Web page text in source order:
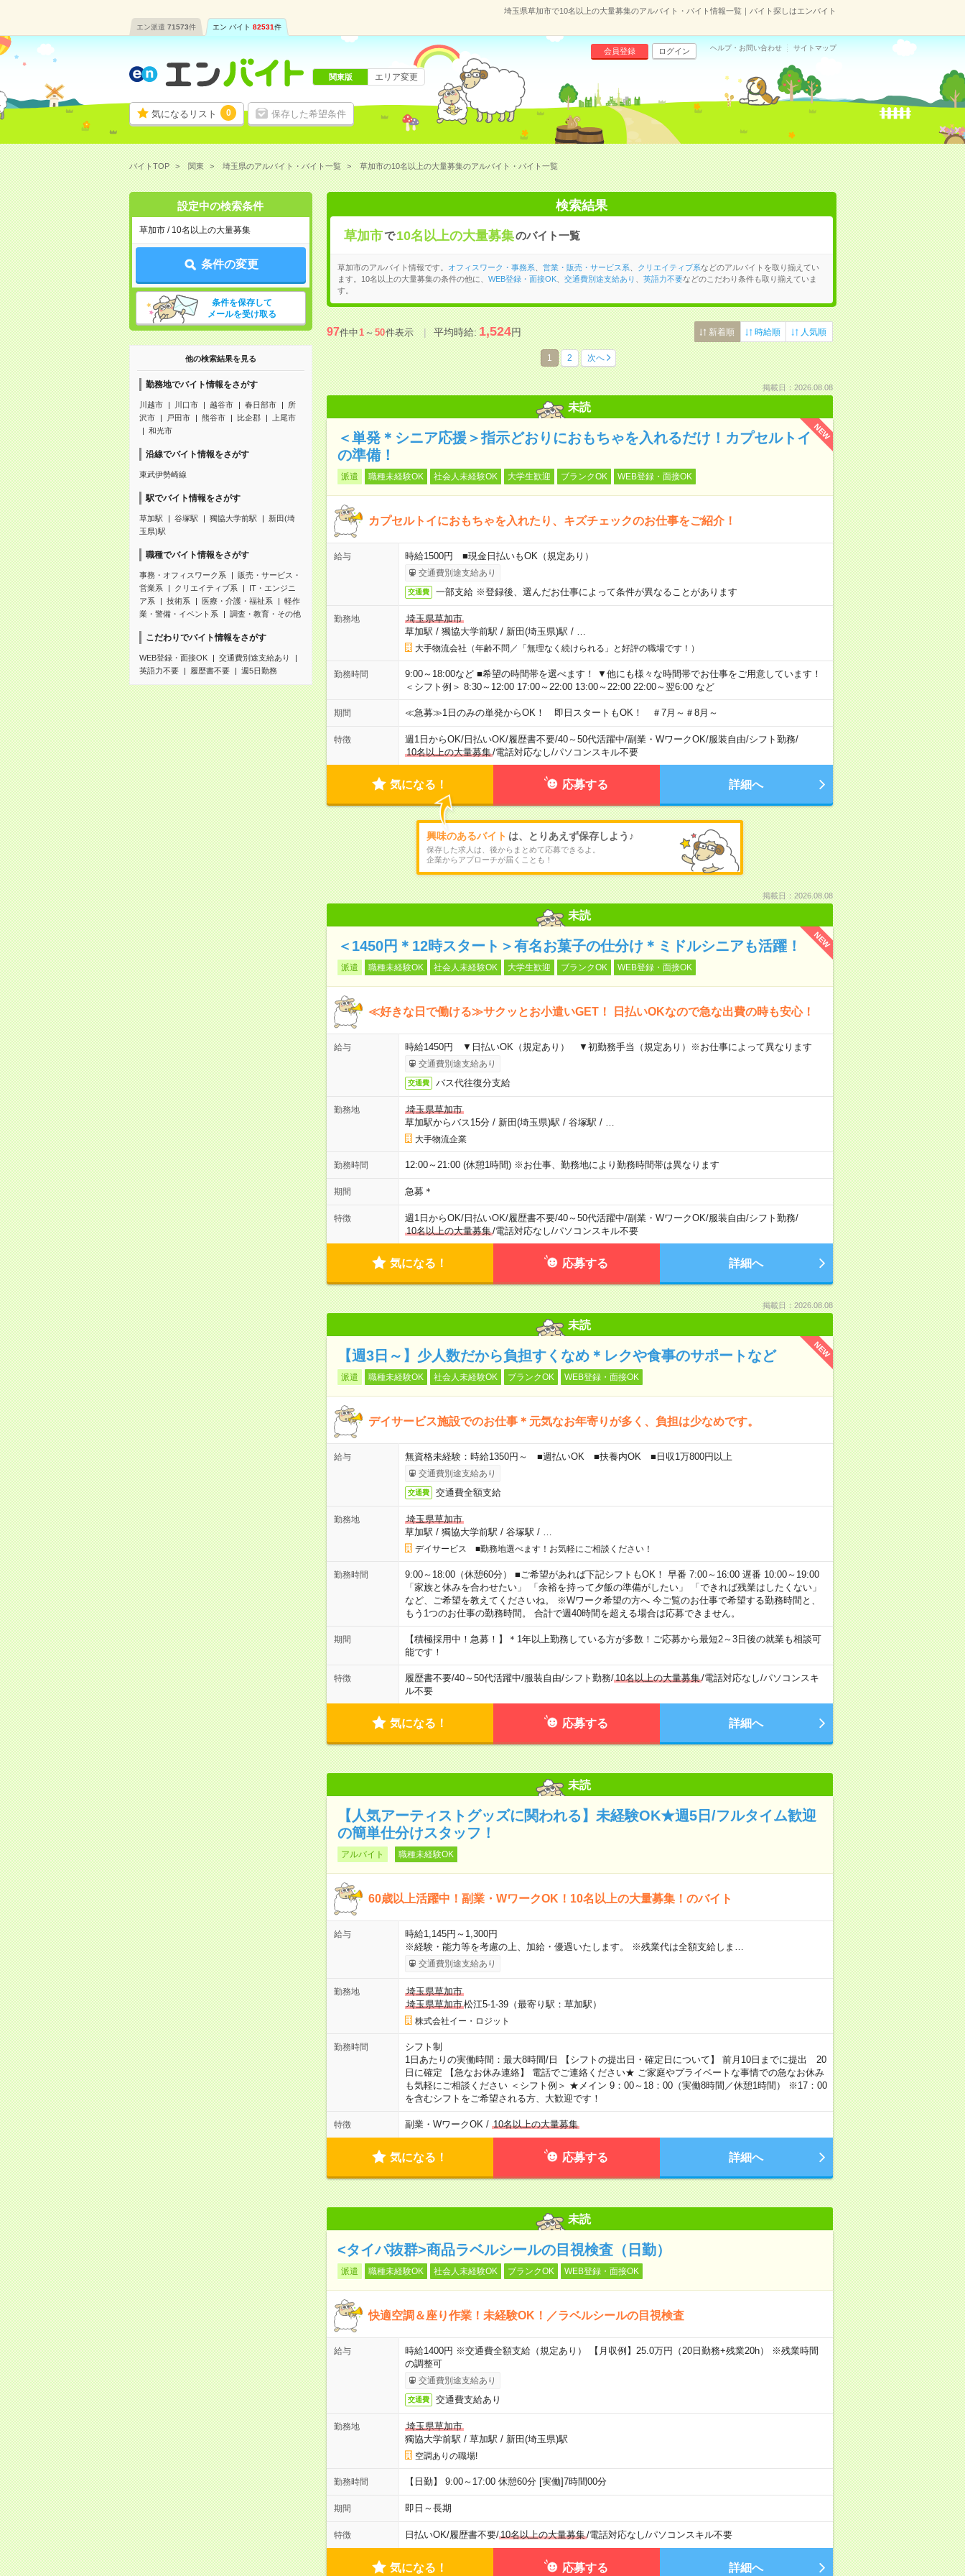
埼玉県草加市で10名以上の大量募集のアルバイト・バイト情報一覧｜バイト探しはエンバイト
エン派遣 71573件 エン バイト 82531件
気になるリスト 0 保存した希望条件
会員登録 ログイン ヘルプ・お問い合わせ サイトマップ
関東版 エリア変更
バイトTOP 関東 埼玉県のアルバイト・バイト一覧 草加市の10名以上の大量募集のアルバイト・バイト一覧
設定中の検索条件
草加市 / 10名以上の大量募集
条件の変更
条件を保存して
メールを受け取る
他の検索結果を見る
勤務地でバイト情報をさがす
川越市 川口市 越谷市 春日部市
所
沢市
戸田市 熊谷市 比企郡
上尾市
和光市
沿線でバイト情報をさがす
東武伊勢崎線
駅でバイト情報をさがす
草加駅 谷塚駅 獨協大学前駅
新田(埼
玉県)駅
職種でバイト情報をさがす
事務・オフィスワーク系
販売・サービス・
営業系
クリエイティブ系
IT・エンジニ
ア系
技術系 医療・介護・福祉系
軽作
業・警備・イベント系
調査・教育・その他
こだわりでバイト情報をさがす
WEB登録・面接OK
交通費別途支給あり
英語力不要
履歴書不要 週5日勤務
検索結果
草加市で 10名以上の大量募集のバイト一覧
草加市のアルバイト情報です。 オフィスワーク・事務系 営業・販売・サービス系 クリエイティブ系などのアルバイトを取り揃えてい
ます。10名以上の大量募集の条件の他に、 WEB登録・面接OK、 交通費別途支給あり 英語力不要などのこだわり条件も取り揃えていま
す。
97件中1～50件表示 平均時給:1,524円 新着順 時給順 人気順
1 2 次へ
掲載日：2026.08.08
未読
NEW
＜単発＊シニア応援＞指示どおりにおもちゃを入れるだけ！カプセルトイ
の準備！
派遣 職種未経験OK 社会人未経験OK 大学生歓迎 ブランクOK WEB登録・面接OK
カプセルトイにおもちゃを入れたり、キズチェックのお仕事をご紹介！
給与 時給1500円 ■現金日払いもOK（規定あり）
交通費別途支給あり
交通費 一部支給 ※登録後、選んだお仕事によって条件が異なることがあります
勤務地
埼玉県草加市
草加駅 / 獨協大学前駅 / 新田(埼玉県)駅 /
大手物流会社（年齢不問／「無理なく続けられる」と好評の職場です！）
勤務時間
9:00～18:00など ■希望の時間帯を選べます！ ▼他にも様々な時間帯でお仕事をご用意しています！
＜シフト例＞ 8:30～12:00 17:00～22:00 13:00～22:00 22:00～翌6:00 など
期間 ≪急募≫1日のみの単発からOK！ 即日スタートもOK！ ＃7月～＃8月～
特徴 週1日からOK/日払いOK/履歴書不要/40～50代活躍中/副業・WワークOK/服装自由/シフト勤務/
10名以上の大量募集/電話対応なし/パソコンスキル不要
気になる！ 応募する 詳細へ
興味のあるバイト は、とりあえず保存しよう♪
保存した求人は、後からまとめて応募できるよ。
企業からアプローチが届くことも！
掲載日：2026.08.08
未読
NEW
＜1450円＊12時スタート＞有名お菓子の仕分け＊ミドルシニアも活躍！
派遣 職種未経験OK 社会人未経験OK 大学生歓迎 ブランクOK WEB登録・面接OK
≪好きな日で働ける≫サクッとお小遣いGET！ 日払いOKなので急な出費の時も安心！
給与 時給1450円 ▼日払いOK（規定あり） ▼初勤務手当（規定あり）※お仕事によって異なります
交通費別途支給あり
交通費 バス代往復分支給
勤務地
埼玉県草加市
草加駅からバス15分/ 新田(埼玉県)駅 / 谷塚駅 /
大手物流企業
勤務時間 12:00～21:00 (休憩1時間) ※お仕事、勤務地により勤務時間帯は異なります
期間 急募＊
特徴 週1日からOK/日払いOK/履歴書不要/40～50代活躍中/副業・WワークOK/服装自由/シフト勤務/
10名以上の大量募集/電話対応なし/パソコンスキル不要
気になる！ 応募する 詳細へ
掲載日：2026.08.08
未読
NEW
【週3日～】少人数だから負担すくなめ＊レクや食事のサポートなど
派遣 職種未経験OK 社会人未経験OK ブランクOK WEB登録・面接OK
デイサービス施設でのお仕事＊元気なお年寄りが多く、負担は少なめです。
給与 無資格未経験：時給1350円～ ■週払いOK ■扶養内OK ■日収1万800円以上
交通費別途支給あり
交通費 交通費全額支給
勤務地
埼玉県草加市
草加駅 / 獨協大学前駅 / 谷塚駅 /
デイサービス ■勤務地選べます！お気軽にご相談ください！
勤務時間
9:00～18:00（休憩60分） ■ご希望があれば下記シフトもOK！ 早番 7:00～16:00 遅番 10:00～19:00
「家族と休みを合わせたい」 「余裕を持って夕飯の準備がしたい」 「できれば残業はしたくない」
など、ご希望を教えてくださいね。 ※Wワーク希望の方へ 今ご覧のお仕事で希望する勤務時間と、
もう1つのお仕事の勤務時間。 合計で週40時間を超える場合は応募できません。
期間
【積極採用中！急募！】＊1年以上勤務している方が多数！ご応募から最短2～3日後の就業も相談可
能です！
特徴 履歴書不要/40～50代活躍中/服装自由/シフト勤務/10名以上の大量募集/電話対応なし/パソコンスキ
ル不要
気になる！ 応募する 詳細へ
未読
【人気アーティストグッズに関われる】未経験OK★週5日/フルタイム歓迎
の簡単仕分けスタッフ！
アルバイト 職種未経験OK
60歳以上活躍中！副業・WワークOK！10名以上の大量募集！のバイト
給与
時給1,145円～1,300円
※経験・能力等を考慮の上、加給・優遇いたします。 ※残業代は全額支給しま…
交通費別途支給あり
勤務地
埼玉県草加市
埼玉県草加市松江5-1-39（最寄り駅：草加駅）
株式会社イー・ロジット
勤務時間
シフト制
1日あたりの実働時間：最大8時間/日 【シフトの提出日・確定日について】 前月10日までに提出 20
日に確定 【急なお休み連絡】 電話でご連絡ください★ ご家庭やプライベートな事情での急なお休み
も気軽にご相談ください ＜シフト例＞ ★メイン 9：00～18：00（実働8時間／休憩1時間） ※17：00
を含むシフトをご希望される方、大歓迎です！
特徴 副業・WワークOK / 10名以上の大量募集
気になる！ 応募する 詳細へ
未読
<タイパ抜群>商品ラベルシールの目視検査（日勤）
派遣 職種未経験OK 社会人未経験OK ブランクOK WEB登録・面接OK
快適空調＆座り作業！未経験OK！／ラベルシールの目視検査
給与
時給1400円 ※交通費全額支給（規定あり） 【月収例】25.0万円（20日勤務+残業20h） ※残業時間
の調整可
交通費別途支給あり
交通費 交通費支給あり
勤務地
埼玉県草加市
獨協大学前駅 / 草加駅 / 新田(埼玉県)駅
空調ありの職場!
勤務時間 【日勤】 9:00～17:00 休憩60分 [実働]7時間00分
期間 即日～長期
特徴 日払いOK/履歴書不要/10名以上の大量募集/電話対応なし/パソコンスキル不要
気になる！ 応募する 詳細へ